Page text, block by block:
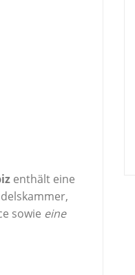
enthält eine
sowie eine